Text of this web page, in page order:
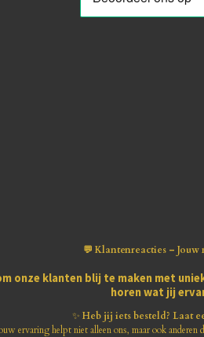
💬 Klantenreacties – Jouw
onze klanten blij te maken met
horen wat jij
✨ Heb jij iets besteld? Laat
ervaring helpt niet alleen ons, maar ook anderen